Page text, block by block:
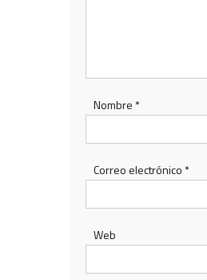
Nombre *
Correo electrónico *
Web